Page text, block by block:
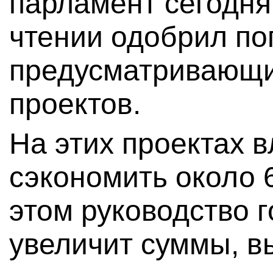
чтении одобрил
проектов.
На этих проектах
сэкономить
этом руководство
увеличит суммы,